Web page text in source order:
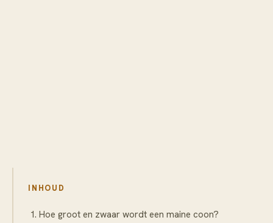
INHOUD
Hoe groot en zwaar wordt een maine coon?